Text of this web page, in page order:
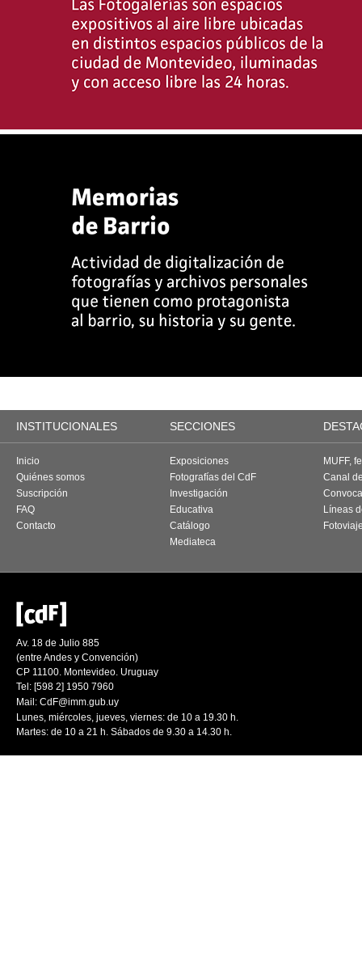
INSTITUCIONALES SECCIONES
Inicio
Quiénes somos
Suscripción
FAQ
Contacto
Exposiciones
Fotografías del CdF
Investigación
Educativa
Catálogo
Mediateca
MUFF,
Canal
Líneas
Av. 18 de Julio 885
(entre Andes y Convención)
CP 11100. Montevideo. Uruguay
Tel: [598 2] 1950 7960
Mail: CdF@imm.gub.uy
Lunes, miércoles, jueves, viernes: de 10 a 19.30 h.
Martes: de 10 a 21 h. Sábados de 9.30 a 14.30 h.